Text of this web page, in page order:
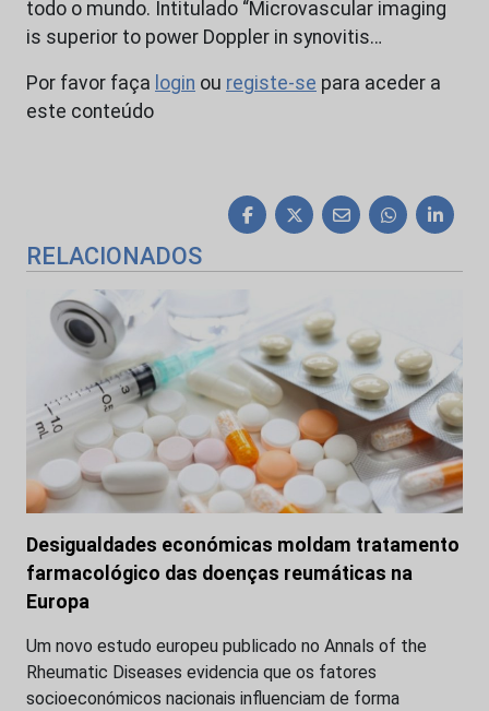
todo o mundo. Intitulado “Microvascular imaging
is superior to power Doppler in synovitis…
Por favor faça login ou registe-se para aceder a
este conteúdo
RELACIONADOS
Desigualdades económicas moldam tratamento
farmacológico das doenças reumáticas na
Europa
Um novo estudo europeu publicado no Annals of the
Rheumatic Diseases evidencia que os fatores
socioeconómicos nacionais influenciam de forma